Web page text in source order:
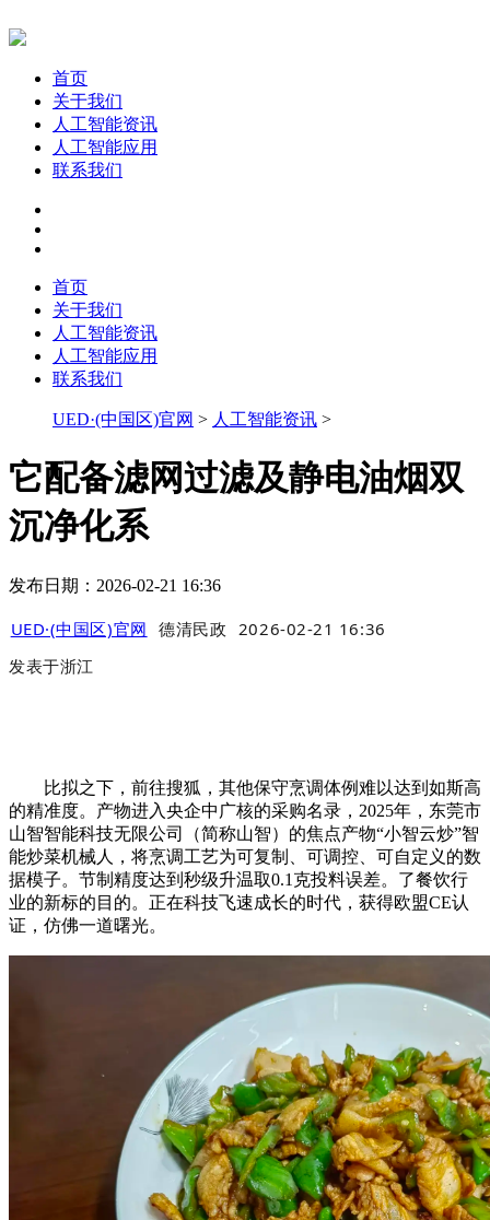
首页
关于我们
人工智能资讯
人工智能应用
联系我们
首页
关于我们
人工智能资讯
人工智能应用
联系我们
UED·(中国区)官网 > 人工智能资讯 >
它配备滤网过滤及静电油烟双
沉净化系
发布日期：2026-02-21 16:36
UED·(中国区)官网 德清民政 2026-02-21 16:36
发表于浙江
比拟之下，前往搜狐，其他保守烹调体例难以达到如斯高
的精准度。产物进入央企中广核的采购名录，2025年，东莞市
山智智能科技无限公司（简称山智）的焦点产物“小智云炒”智
能炒菜机械人，将烹调工艺为可复制、可调控、可自定义的数
据模子。节制精度达到秒级升温取0.1克投料误差。了餐饮行
业的新标的目的。正在科技飞速成长的时代，获得欧盟CE认
证，仿佛一道曙光。